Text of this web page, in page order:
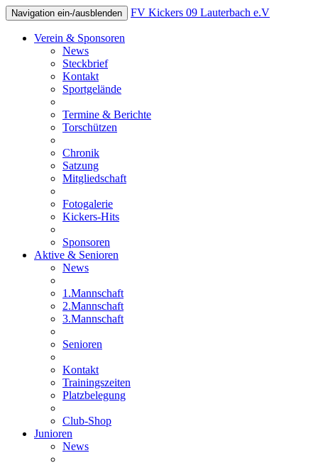
Navigation ein-/ausblenden FV Kickers 09 Lauterbach e.V
Verein & Sponsoren
News
Steckbrief
Kontakt
Sportgelände
Termine & Berichte
Torschützen
Chronik
Satzung
Mitgliedschaft
Fotogalerie
Kickers-Hits
Sponsoren
Aktive & Senioren
News
1.Mannschaft
2.Mannschaft
3.Mannschaft
Senioren
Kontakt
Trainingszeiten
Platzbelegung
Club-Shop
Junioren
News